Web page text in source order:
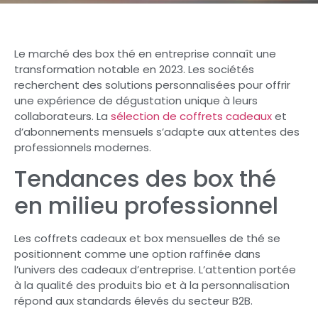
Le marché des box thé en entreprise connaît une
transformation notable en 2023. Les sociétés
recherchent des solutions personnalisées pour offrir
une expérience de dégustation unique à leurs
collaborateurs. La sélection de coffrets cadeauxet
d’abonnements mensuels s’adapte aux attentes des
professionnels modernes.
Tendances des box thé
en milieu professionnel
Les coffrets cadeaux et box mensuelles de thé se
positionnent comme une option raffinée dans
l’univers des cadeaux d’entreprise. L’attention portée
à la qualité des produits bio et à la personnalisation
répond aux standards élevés du secteur B2B.